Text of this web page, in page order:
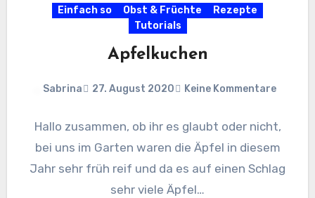
Einfach so Obst & Früchte
Rezepte
Tutorials
Apfelkuchen
Sabrina 27. August 2020 Keine Kommentare
Hallo zusammen, ob ihr es glaubt oder nicht,
bei uns im Garten waren die Äpfel in diesem
Jahr sehr früh reif und da es auf einen Schlag
sehr viele Äpfel…